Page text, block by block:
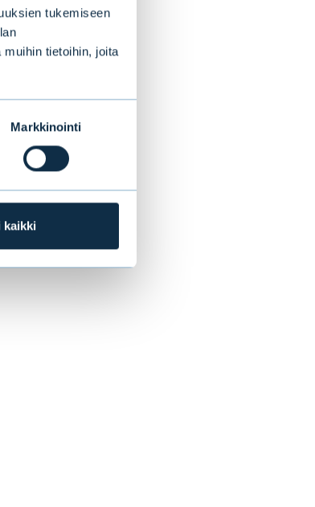
tukemiseen
tietoihin, joita
Markkinointi
kaikki